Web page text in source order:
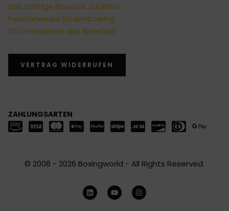
Das richtige Boxsack Zubehör
Freistehender Bodenboxring
SEO Freelancer aus Bielefeld
VERTRAG WIDERRUFEN
ZAHLUNGSARTEN
© 2008 - 2026 Boxingworld - All Rights Reserved.